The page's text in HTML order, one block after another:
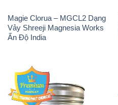
Magie Clorua – MGCL2 Dạng
Vảy Shreeji Magnesia Works
Ấn Độ India